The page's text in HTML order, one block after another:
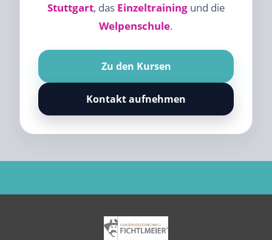
Stuttgart, das Einzeltrainingund die
Welpenschule.
Zu den Kursen
Kontakt aufnehmen